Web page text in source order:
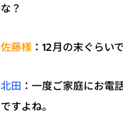
な？
佐藤様：12月の末ぐらい
北田 ：一度ご家庭にお電
ですよね。